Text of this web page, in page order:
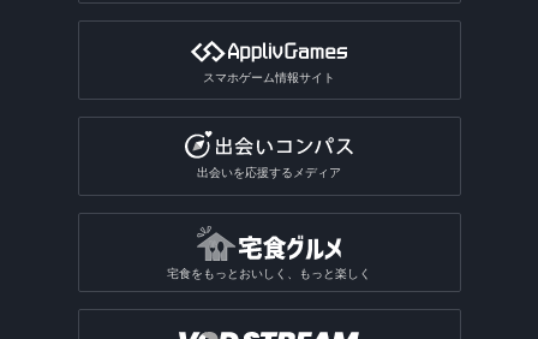
スマホゲーム情報サイト
出会いを応援するメディア
宅食をもっとおいしく、もっと楽しく